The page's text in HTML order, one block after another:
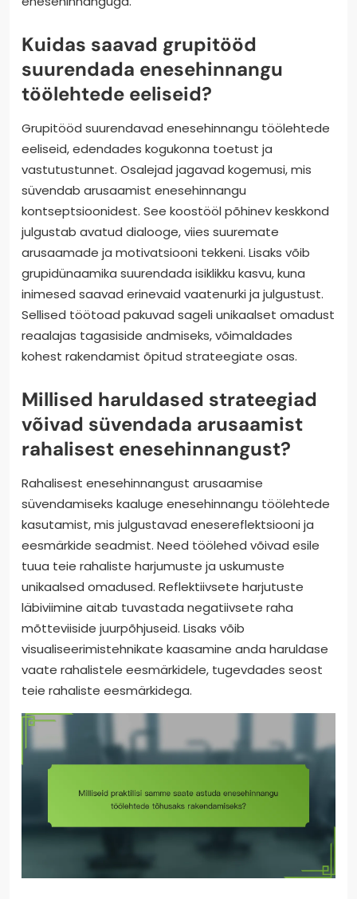
viib muutusteni nende raha mõtteviisis. Nende
sügavamate arusaamade tekkimist sellest, kuidas
enesehinnang mõjutab kulutusharjumusi, säästmist
ja investeerimisotsuseid. Selle tulemusena saavad
lähenemise, kohandades oma raha haldamist oma
enesehinnanguga.
Kuidas saavad grupitööd
suurendada enesehinnangu
töölehtede eeliseid?
Grupitööd suurendavad enesehinnangu töölehtede
eeliseid, edendades kogukonna toetust ja
vastutustunnet. Osalejad jagavad kogemusi, mis
süvendab arusaamist enesehinnangu
kontseptsioonidest. See koostööl põhinev keskkond
arusaamade ja motivatsiooni tekkeni. Lisaks võib
grupidünaamika suurendada isiklikku kasvu, kuna
inimesed saavad erinevaid vaatenurki ja julgustust.
Sellised töötoad pakuvad sageli unikaalset omadust
reaalajas tagasiside andmiseks, võimaldades
kohest rakendamist õpitud strateegiate osas.
Millised haruldased strateegiad
võivad süvendada arusaamist
rahalisest enesehinnangust?
Rahalisest enesehinnangust arusaamise
süvendamiseks kaaluge enesehinnangu töölehtede
kasutamist, mis julgustavad enesereflektsiooni ja
eesmärkide seadmist. Need töölehed võivad esile
tuua teie rahaliste harjumuste ja uskumuste
unikaalsed omadused. Reflektiivsete harjutuste
läbiviimine aitab tuvastada negatiivsete raha
visualiseerimistehnikate kaasamine anda haruldase
vaate rahalistele eesmärkidele, tugevdades seost
teie rahaliste eesmärkidega.